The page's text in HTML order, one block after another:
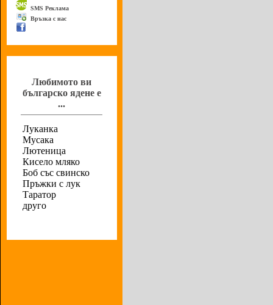
SMS Реклама
Връзка с нас
Любимото ви
българско ядене е
...
Луканка
Мусака
Лютеница
Кисело мляко
Боб със свинско
Пръжки с лук
Таратор
друго